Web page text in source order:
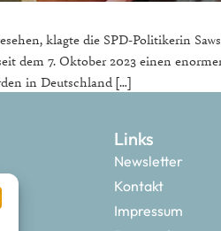
klagte die SPD-Politikerin
dem 7. Oktober 2023 einen
in Deutschland […]
Links
Newsletter
Kontakt
Impressum